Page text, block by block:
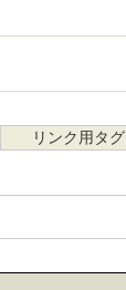
リンク用タグ